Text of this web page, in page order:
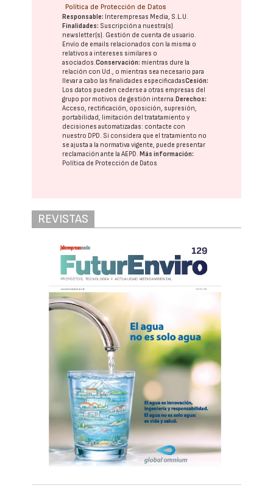
Política de Protección de Datos
Responsable: Interempresas Media, S.L.U.
Finalidades: Suscripción a nuestra(s)
newsletter(s). Gestión de cuenta de usuario.
Envío de emails relacionados con la misma o
relativos a intereses similares o
asociados.Conservación: mientras dure la
relación con Ud., o mientras sea necesario para
llevar a cabo las finalidades especificadasCesión:
Los datos pueden cederse a otras empresas del
grupo por motivos de gestión interna. Derechos:
Acceso, rectificación, oposición, supresión,
portabilidad, limitación del tratatamiento y
decisiones automatizadas: contacte con
nuestro DPD. Si considera que el tratamiento no
se ajusta a la normativa vigente, puede presentar
reclamación ante laAEPD. Más información:
Política de Protección de Datos
REVISTAS